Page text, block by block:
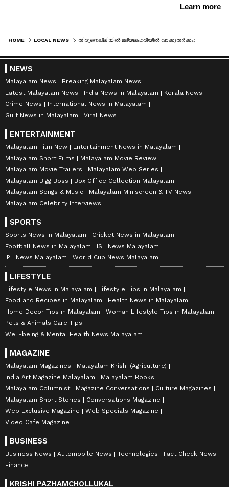
HOME LOCAL NEWS
NEWS
Malayalam News
Breaking Malayalam News
Latest Malayalam News
India News in Malayalam
Kerala News
Crime News
International News in Malayalam
Gulf News in Malayalam
Viral News
ENTERTAINMENT
Malayalam Film New
Entertainment News in Malayalam
Malayalam Short Films
Malayalam Movie Review
Malayalam Movie Trailers
Malayalam Web Series
Malayalam Bigg Boss
Box Office Collection Malayalam
Malayalam Songs & Music
Malayalam Miniscreen & TV News
Malayalam Celebrity Interviews
SPORTS
Sports News in Malayalam
Cricket News in Malayalam
Football News in Malayalam
ISL News Malayalam
IPL News Malayalam
World Cup News Malayalam
LIFESTYLE
Lifestyle News in Malayalam
Lifestyle Tips in Malayalam
Food and Recipes in Malayalam
Health News in Malayalam
Home Decor Tips in Malayalam
Woman Lifestyle Tips in Malayalam
Pets & Animals Care Tips
Well-being & Mental Health News Malayalam
MAGAZINE
Malayalam Magazines
Malayalam Krishi (Agriculture)
India Art Magazine Malayalam
Malayalam Books
Malayalam Columnist
Magazine Conversations
Culture Magazines
Malayalam Short Stories
Conversations Magazine
Web Exclusive Magazine
Web Specials Magazine
Video Cafe Magazine
BUSINESS
Business News Automobile News Technologies
Fact Check News
Finance
KRISHI PAZHAMCHOLLUKAL